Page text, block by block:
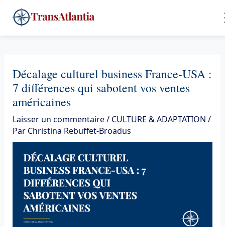
au
contenu
Décalage culturel business France-USA :
7 différences qui sabotent vos ventes
américaines
Laisser un commentaire/ CULTURE & ADAPTATION /
Par Christina Rebuffet-Broadus